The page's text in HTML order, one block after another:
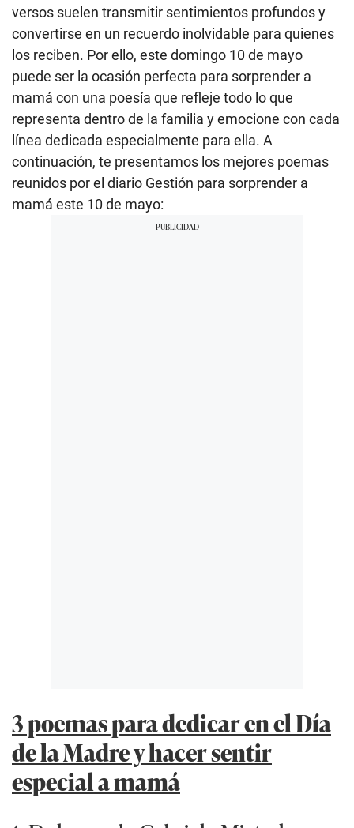
versos suelen transmitir sentimientos profundos y
convertirse en un recuerdo inolvidable para quienes
los reciben. Por ello, este domingo 10 de mayo
puede ser la ocasión perfecta para sorprender a
mamá con una poesía que refleje todo lo que
representa dentro de la familia y emocione con cada
línea dedicada especialmente para ella. A
continuación, te presentamos los mejores poemas
reunidos por el diario Gestión para sorprender a
mamá este 10 de mayo:
3 poemas para dedicar en el Día
de la Madre y hacer sentir
especial a mamá